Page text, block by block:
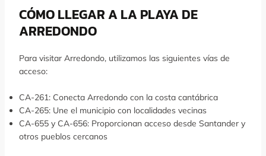
CÓMO LLEGAR A LA PLAYA DE
ARREDONDO
Para visitar Arredondo, utilizamos las siguientes vías de
acceso:
CA-261: Conecta Arredondo con la costa cantábrica
CA-265: Une el municipio con localidades vecinas
CA-655 y CA-656: Proporcionan acceso desde Santander y
otros pueblos cercanos